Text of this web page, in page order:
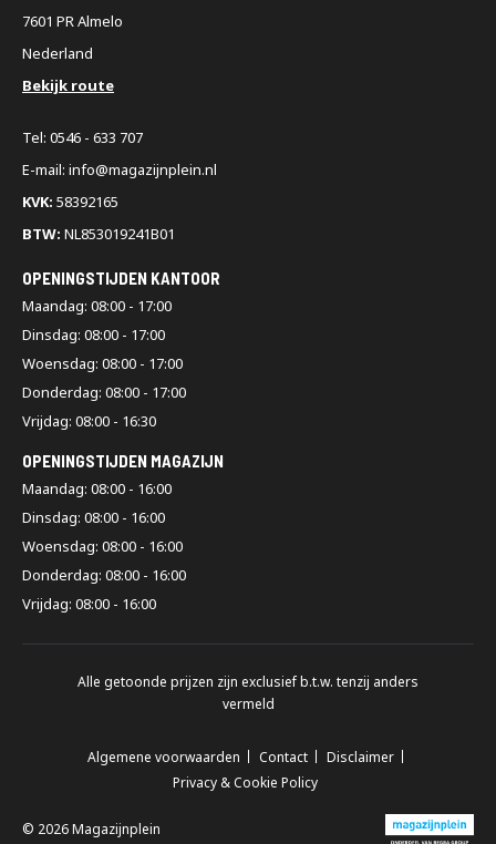
7601 PR Almelo
Nederland
Bekijk route
Tel: 0546 - 633 707
E-mail: info@magazijnplein.nl
KVK: 58392165
BTW: NL853019241B01
OPENINGSTIJDEN KANTOOR
Maandag: 08:00 - 17:00
Dinsdag: 08:00 - 17:00
Woensdag: 08:00 - 17:00
Donderdag: 08:00 - 17:00
Vrijdag: 08:00 - 16:30
OPENINGSTIJDEN MAGAZIJN
Maandag: 08:00 - 16:00
Dinsdag: 08:00 - 16:00
Woensdag: 08:00 - 16:00
Donderdag: 08:00 - 16:00
Vrijdag: 08:00 - 16:00
Alle getoonde prijzen zijn exclusief b.t.w. tenzij anders
vermeld
Algemene voorwaarden Contact
Disclaimer
Privacy & Cookie Policy
© 2026 Magazijnplein